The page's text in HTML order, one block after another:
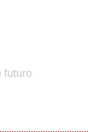
futuro